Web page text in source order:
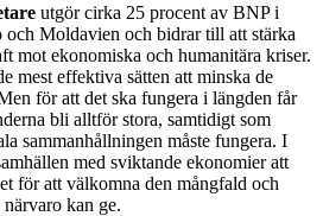
utgör cirka 25 procent av BNP i
och Moldavien och bidrar till att stärka
mot ekonomiska och humanitära kriser.
mest effektiva sätten att minska de
för att det ska fungera i längden får
bli alltför stora, samtidigt som
sammanhållningen måste fungera. I
med sviktande ekonomier att
för att välkomna den mångfald och
kan ge.